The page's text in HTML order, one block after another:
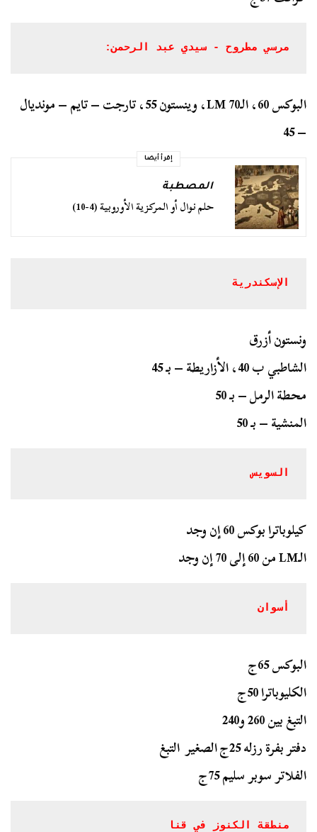
مرسي مطروح - سيدي عبد الرحمن:
البوكس 60، الـLM 70، وينستون 55، تارجت – تايم – مونديال
– 45
إقرأ أيضا
المصطبة
حلم نوال أو المركزية الأوروبية (4-10)
الإسكندرية
ونستون أزرق
الشاطبي ب 40، الأزاريطة – بـ 45
محطة الرمل – بـ 50
المنشية – بـ 50
السويس
كيلوباترا بوكس 60 إن وجد
الـLM من 60 إلى 70 إن وجد
أسوان
البوكس 65ج
الكليوباترا 50ج
التبغ بين 260 و240
دفتر بفرة رزله 25ج الصغير التبغ
الفلاتر سوبر سليم 75ج
منطقة الكنوز في قنا